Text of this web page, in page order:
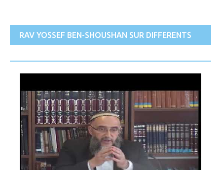
RAV YOSSEF BEN-SHOUSHAN SUR DIFFERENTS